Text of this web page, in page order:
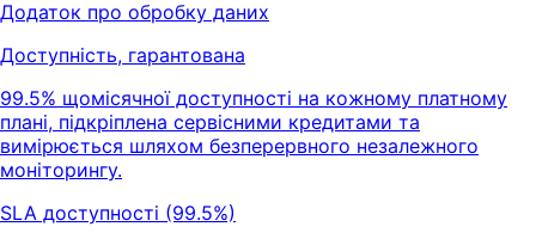
Додаток про обробку даних
Доступність, гарантована
99.5% щомісячної доступності на кожному платному
плані, підкріплена сервісними кредитами та
вимірюється шляхом безперервного незалежного
моніторингу.
SLA доступності (99.5%)